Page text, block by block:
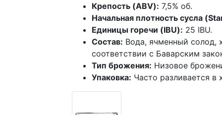
Крепость (ABV): 7,5% об.
Начальная плотность сусла
Единицы горечи (IBU): 25 IBU.
Состав: Вода, ячменный солод,
соответствии с Баварским
Тип брожения: Низовое
Упаковка: Часто разливается в